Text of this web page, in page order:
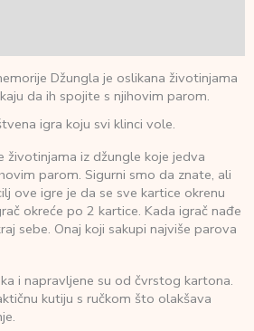
Džungla je oslikana životinjama
da ih spojite s njihovim parom.
igra koju svi klinci vole.
životinjama iz džungle koje jedva
parom. Sigurni smo da znate, ali
ove igre je da se sve kartice okrenu
okreće po 2 kartice. Kada igrač nađe
sebe. Onaj koji sakupi najviše parova
i napravljene su od čvrstog kartona.
kutiju s ručkom što olakšava